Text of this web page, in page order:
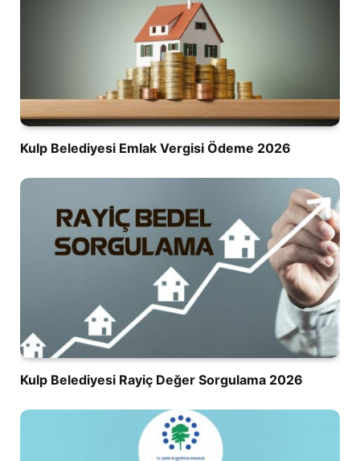
Kulp Belediyesi Emlak Vergisi Ödeme 2026
Kulp Belediyesi Rayiç Değer Sorgulama 2026